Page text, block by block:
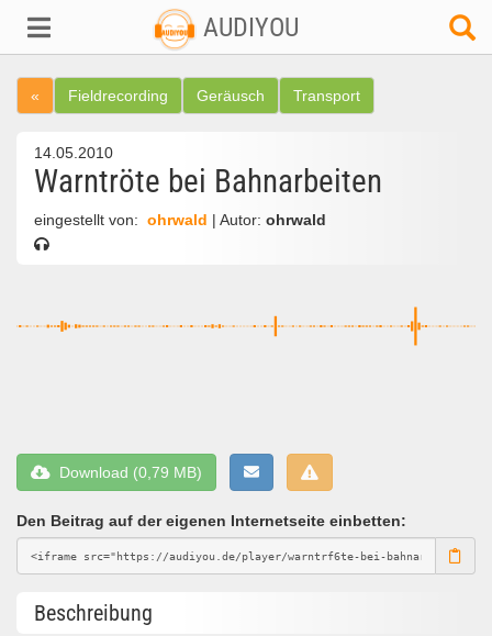
AUDIYOU
« Fieldrecording Geräusch Transport
14.05.2010
Warntröte bei Bahnarbeiten
eingestellt von: ohrwald | Autor: ohrwald
Download (0,79 MB)
Den Beitrag auf der eigenen Internetseite einbetten:
Beschreibung